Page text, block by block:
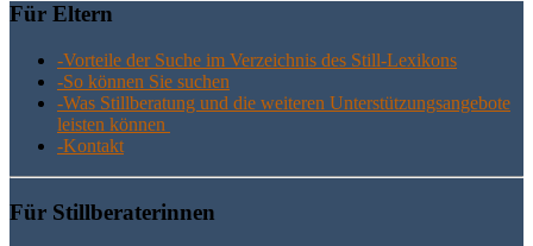
Für Eltern
-Vor­tei­le der Suche im Ver­zeich­nis des Still-Lexikons
-So kön­nen Sie suchen
-Was Still­be­ra­tung und die wei­te­ren Unter­stüt­zungs­an­ge­bo­te
leis­ten können
-Kon­takt
Für Still­be­ra­te­rin­nen